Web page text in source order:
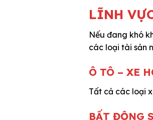
LĨNH
Nếu đang khó
các loại tài sản
Ô TÔ – XE
Tất cả các loại
BẤT ĐỘNG